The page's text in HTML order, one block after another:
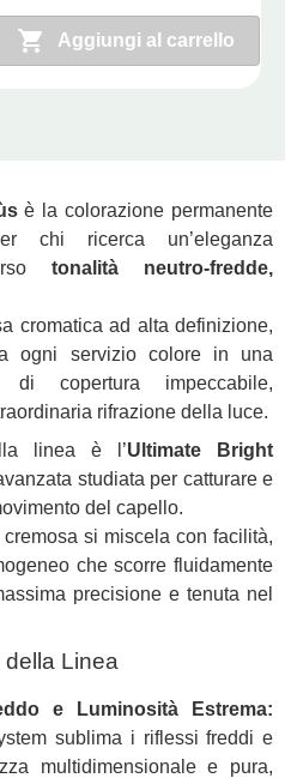
Aggiungi al carrello
è la colorazione permanente
chi ricerca un’eleganza
tonalità neutro-fredde,
cromatica ad alta definizione,
ogni servizio colore in una
di copertura impeccabile,
rifrazione della luce.
linea è l’Ultimate Bright
studiata per catturare e
del capello.
si miscela con facilità,
che scorre fluidamente
precisione e tenuta nel
della Linea
e Luminosità Estrema:
sublima i riflessi freddi e
multidimensionale e pura,